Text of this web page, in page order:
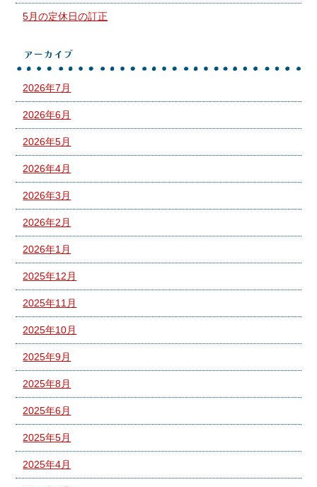
5月の定休日の訂正
アーカイブ
2026年7月
2026年6月
2026年5月
2026年4月
2026年3月
2026年2月
2026年1月
2025年12月
2025年11月
2025年10月
2025年9月
2025年8月
2025年6月
2025年5月
2025年4月